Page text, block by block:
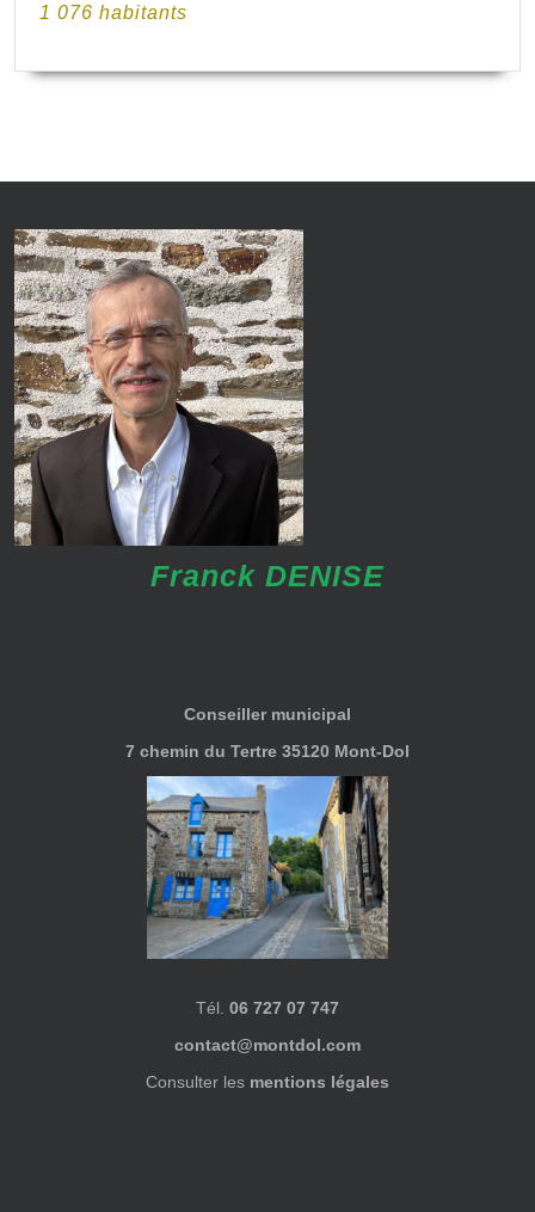
1 076 habitants
Franck DENISE
Conseiller municipal
7 chemin du Tertre 35120 Mont-Dol
Tél. 06 727 07 747
contact@montdol.com
Consulter les mentions légales